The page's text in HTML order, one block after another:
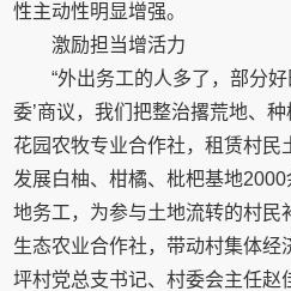
性主动性明显增强。
激励担当增活力
“外出务工的人多了，部分
委’商议，我们把整治撂荒地、
花园农牧专业合作社，租赁村民
发展白柚、柑橘、枇杷基地
地务工，为参与土地流转的村民
生态农业合作社，带动村集体经
坪村党总支书记、村委会主任赵